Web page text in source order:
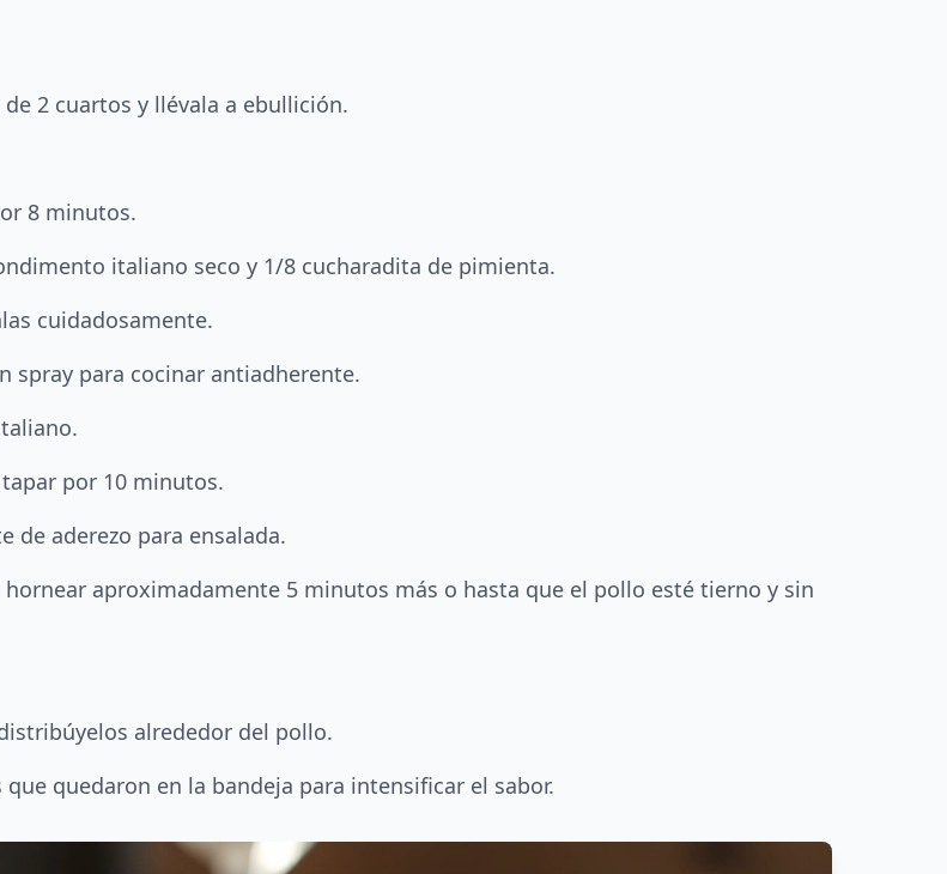
2 cuartos y llévala a ebullición.
8 minutos.
italiano seco y 1/8 cucharadita de pimienta.
cuidadosamente.
spray para cocinar antiadherente.
por 10 minutos.
de aderezo para ensalada.
aproximadamente 5 minutos más o hasta que el pollo esté tierno y sin
alrededor del pollo.
quedaron en la bandeja para intensificar el sabor.